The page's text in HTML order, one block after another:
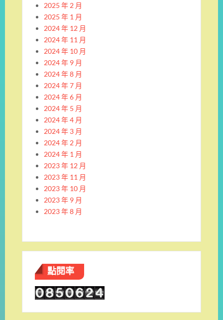
2025 年 2 月
2025 年 1 月
2024 年 12 月
2024 年 11 月
2024 年 10 月
2024 年 9 月
2024 年 8 月
2024 年 7 月
2024 年 6 月
2024 年 5 月
2024 年 4 月
2024 年 3 月
2024 年 2 月
2024 年 1 月
2023 年 12 月
2023 年 11 月
2023 年 10 月
2023 年 9 月
2023 年 8 月
點閱率